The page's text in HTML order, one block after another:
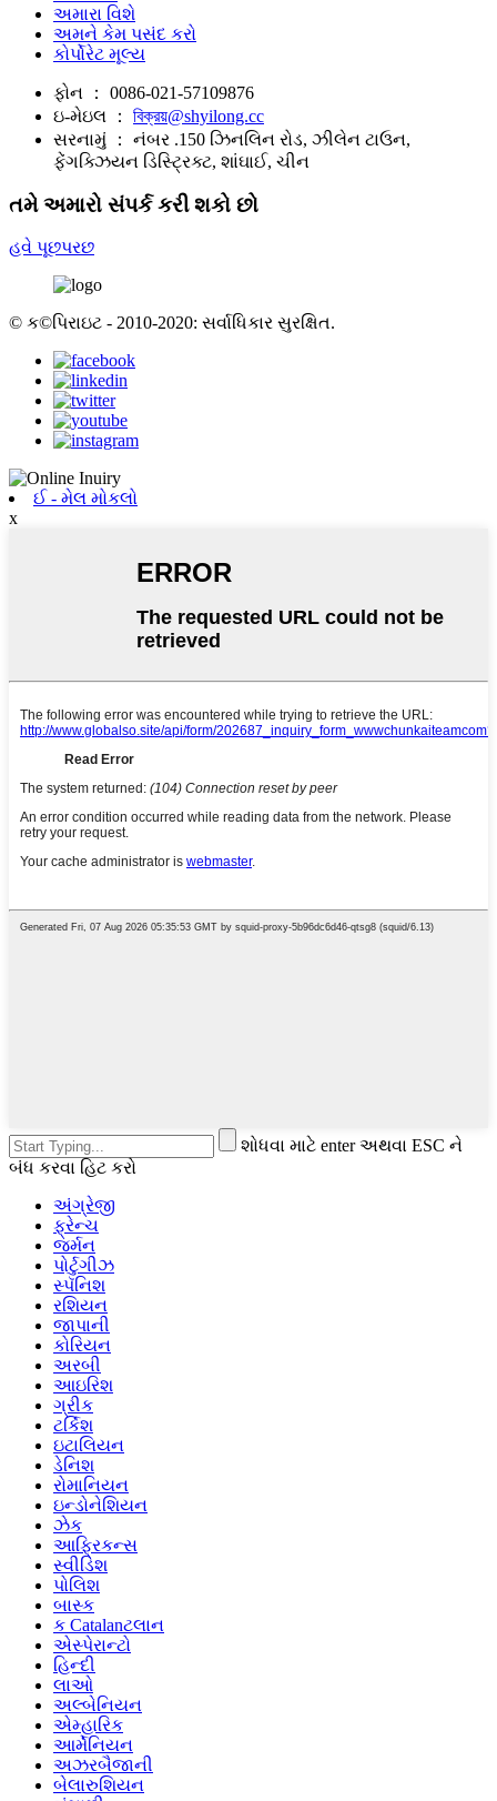
અમારા વિશે
અમને કેમ પસંદ કરો
કોર્પોરેટ મૂલ્ય
ફોન ：
0086-021-57109876
ઇ-મેઇલ ：
বিক্রয়@shyilong.cc
સરનામું ：
નંબર .150 ઝિનલિન રોડ, ઝીલેન ટાઉન,
ફેંગક્ઝિયન ડિસ્ટ્રિક્ટ, શાંઘાઈ, ચીન
તમે અમારો સંપર્ક કરી શકો છો
હવે પૂછપરછ
© ક©પિરાઇટ - 2010-2020: સર્વાધિકાર સુરક્ષિત.
ઈ - મેલ મોકલો
x
શોધવા માટે enter અથવા ESC ને
બંધ કરવા હિટ કરો
અંગ્રેજી
ફ્રેન્ચ
જર્મન
પોર્ટુગીઝ
સ્પૅનિશ
રશિયન
જાપાની
કોરિયન
અરબી
આઇરિશ
ગ્રીક
ટર્કિશ
ઇટાલિયન
ડેનિશ
રોમાનિયન
ઇન્ડોનેશિયન
ઝેક
આફ્રિકન્સ
સ્વીડિશ
પોલિશ
બાસ્ક
ક Catalanટલાન
એસ્પેરાન્ટો
હિન્દી
લાઓ
અલ્બેનિયન
એમ્હારિક
આર્મેનિયન
અઝરબૈજાની
બેલારુશિયન